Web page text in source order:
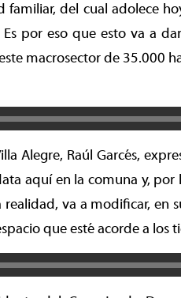
del cual adolece
por eso que esto va a
macrosector de 35.000
Alegre, Raúl Garcés,
aquí en la comuna y,
va a modificar, en
que esté acorde a los